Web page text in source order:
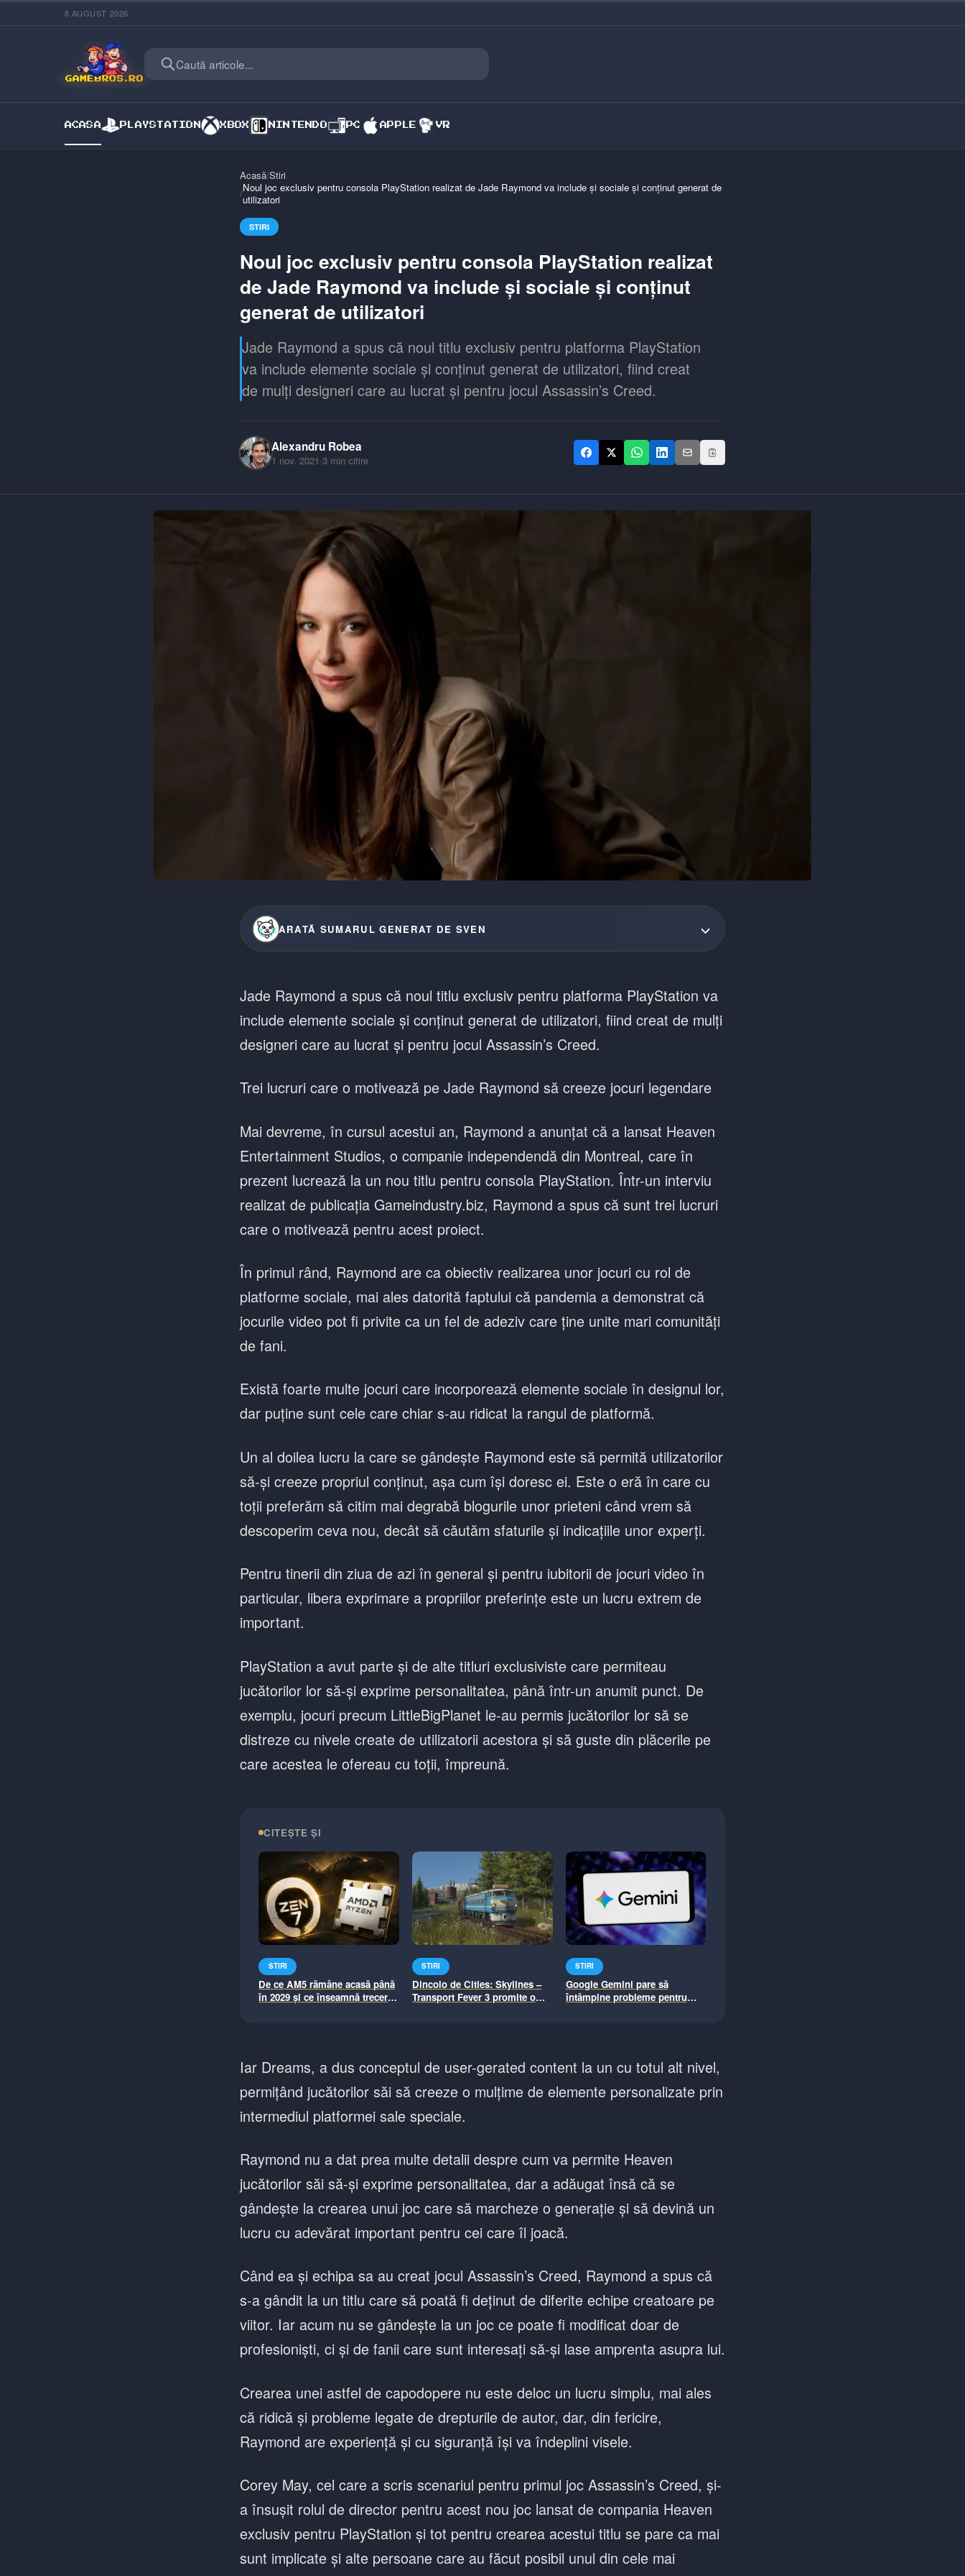
8 AUGUST 2026
Caută articole...
ACASA PLAYSTATION XBOX NINTENDO PC APPLE VR
Acasă/Stiri
/Noul joc exclusiv pentru consola PlayStation realizat de Jade Raymond va include și sociale și conținut generat de
utilizatori
STIRI
Noul joc exclusiv pentru consola PlayStation realizat
de Jade Raymond va include și sociale și conținut
generat de utilizatori
Jade Raymond a spus că noul titlu exclusiv pentru platforma PlayStation
va include elemente sociale și conținut generat de utilizatori, fiind creat
de mulți designeri care au lucrat și pentru jocul Assassin’s Creed.
Alexandru Robea
1 nov. 2021·3 min citire
ARATĂ SUMARUL GENERAT DE SVEN
Jade Raymond a spus că noul titlu exclusiv pentru platforma PlayStation va
include elemente sociale și conținut generat de utilizatori, fiind creat de mulți
designeri care au lucrat și pentru jocul Assassin’s Creed.
Trei lucruri care o motivează pe Jade Raymond să creeze jocuri legendare
Mai devreme, în cursul acestui an, Raymond a anunțat că a lansat Heaven
Entertainment Studios, o companie independendă din Montreal, care în
prezent lucrează la un nou titlu pentru consola PlayStation. Într-un interviu
realizat de publicația Gameindustry.biz, Raymond a spus că sunt trei lucruri
care o motivează pentru acest proiect.
În primul rând, Raymond are ca obiectiv realizarea unor jocuri cu rol de
platforme sociale, mai ales datorită faptului că pandemia a demonstrat că
jocurile video pot fi privite ca un fel de adeziv care ține unite mari comunități
de fani.
Există foarte multe jocuri care incorporează elemente sociale în designul lor,
dar puține sunt cele care chiar s-au ridicat la rangul de platformă.
Un al doilea lucru la care se gândește Raymond este să permită utilizatorilor
să-și creeze propriul conținut, așa cum își doresc ei. Este o eră în care cu
toții preferăm să citim mai degrabă blogurile unor prieteni când vrem să
descoperim ceva nou, decât să căutăm sfaturile și indicațiile unor experți.
Pentru tinerii din ziua de azi în general și pentru iubitorii de jocuri video în
particular, libera exprimare a propriilor preferințe este un lucru extrem de
important.
PlayStation a avut parte și de alte titluri exclusiviste care permiteau
jucătorilor lor să-și exprime personalitatea, până într-un anumit punct. De
exemplu, jocuri precum LittleBigPlanet le-au permis jucătorilor lor să se
distreze cu nivele create de utilizatorii acestora și să guste din plăcerile pe
care acestea le ofereau cu toții, împreună.
CITEȘTE ȘI
STIRI
De ce AM5 rămâne acasă până
în 2029 și ce înseamnă trecerea
STIRI
Dincolo de Cities: Skylines –
Transport Fever 3 promite o
STIRI
Google Gemini pare să
întâmpine probleme pentru
Iar Dreams, a dus conceptul de user-gerated content la un cu totul alt nivel,
permițând jucătorilor săi să creeze o mulțime de elemente personalizate prin
intermediul platformei sale speciale.
Raymond nu a dat prea multe detalii despre cum va permite Heaven
jucătorilor săi să-și exprime personalitatea, dar a adăugat însă că se
gândește la crearea unui joc care să marcheze o generație și să devină un
lucru cu adevărat important pentru cei care îl joacă.
Când ea și echipa sa au creat jocul Assassin’s Creed, Raymond a spus că
s-a gândit la un titlu care să poată fi deținut de diferite echipe creatoare pe
viitor. Iar acum nu se gândește la un joc ce poate fi modificat doar de
profesioniști, ci și de fanii care sunt interesați să-și lase amprenta asupra lui.
Crearea unei astfel de capodopere nu este deloc un lucru simplu, mai ales
că ridică și probleme legate de drepturile de autor, dar, din fericire,
Raymond are experiență și cu siguranță își va îndeplini visele.
Corey May, cel care a scris scenariul pentru primul joc Assassin’s Creed, și-
a însușit rolul de director pentru acest nou joc lansat de compania Heaven
exclusiv pentru PlayStation și tot pentru crearea acestui titlu se pare ca mai
sunt implicate și alte persoane care au făcut posibil unul din cele mai